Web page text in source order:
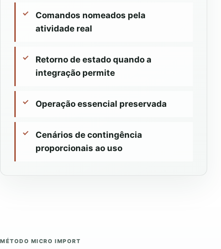
Comandos nomeados pela
atividade real
Retorno de estado quando a
integração permite
Operação essencial preservada
Cenários de contingência
proporcionais ao uso
MÉTODO MICRO IMPORT